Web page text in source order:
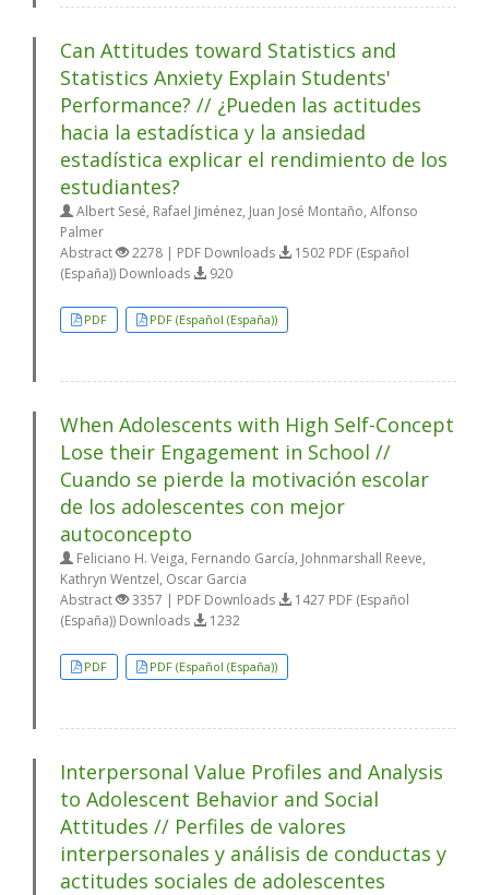
Can Attitudes toward Statistics and
Statistics Anxiety Explain Students'
Performance? // ¿Pueden las actitudes
hacia la estadística y la ansiedad
estadística explicar el rendimiento de los
estudiantes?
Albert Sesé, Rafael Jiménez, Juan José Montaño, Alfonso
Palmer
Abstract
2278 | PDF Downloads
1502 PDF (Español
(España)) Downloads
920
PDF PDF (Español (España))
When Adolescents with High Self-Concept
Lose their Engagement in School //
Cuando se pierde la motivación escolar
de los adolescentes con mejor
autoconcepto
Feliciano H. Veiga, Fernando García, Johnmarshall Reeve,
Kathryn Wentzel, Oscar Garcia
Abstract
3357 | PDF Downloads
1427 PDF (Español
(España)) Downloads
1232
PDF PDF (Español (España))
Interpersonal Value Profiles and Analysis
to Adolescent Behavior and Social
Attitudes // Perfiles de valores
interpersonales y análisis de conductas y
actitudes sociales de adolescentes